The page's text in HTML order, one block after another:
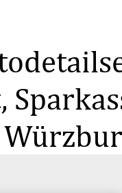
auf
100